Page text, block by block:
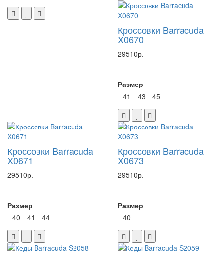
Кроссовки Barracuda
X0670
29510р.
Размер
41
43 45
Кроссовки Barracuda
X0671
29510р.
Размер
40
41 44
Кроссовки Barracuda
X0673
29510р.
Размер
40